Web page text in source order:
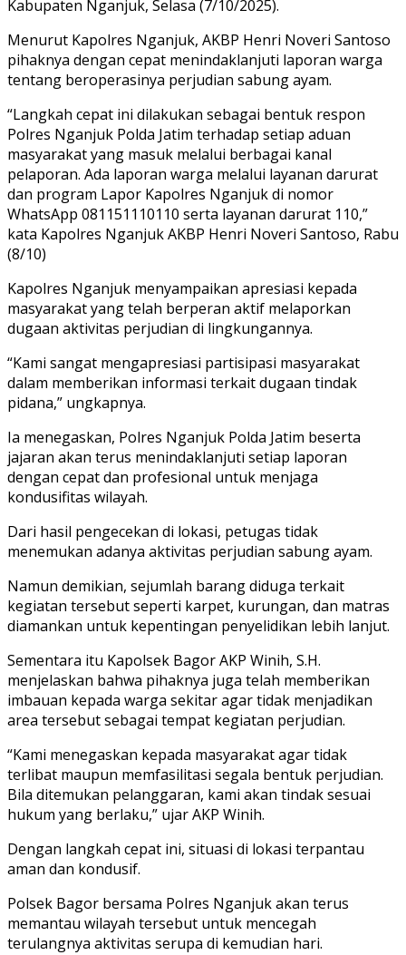
Kabupaten Nganjuk, Selasa (7/10/2025).
Menurut Kapolres Nganjuk, AKBP Henri Noveri Santoso
pihaknya dengan cepat menindaklanjuti laporan warga
tentang beroperasinya perjudian sabung ayam.
“Langkah cepat ini dilakukan sebagai bentuk respon
Polres Nganjuk Polda Jatim terhadap setiap aduan
masyarakat yang masuk melalui berbagai kanal
pelaporan. Ada laporan warga melalui layanan darurat
dan program Lapor Kapolres Nganjuk di nomor
WhatsApp 081151110110 serta layanan darurat 110,”
kata Kapolres Nganjuk AKBP Henri Noveri Santoso, Rabu
(8/10)
Kapolres Nganjuk menyampaikan apresiasi kepada
masyarakat yang telah berperan aktif melaporkan
dugaan aktivitas perjudian di lingkungannya.
“Kami sangat mengapresiasi partisipasi masyarakat
dalam memberikan informasi terkait dugaan tindak
pidana,” ungkapnya.
Ia menegaskan, Polres Nganjuk Polda Jatim beserta
jajaran akan terus menindaklanjuti setiap laporan
dengan cepat dan profesional untuk menjaga
kondusifitas wilayah.
Dari hasil pengecekan di lokasi, petugas tidak
menemukan adanya aktivitas perjudian sabung ayam.
Namun demikian, sejumlah barang diduga terkait
kegiatan tersebut seperti karpet, kurungan, dan matras
diamankan untuk kepentingan penyelidikan lebih lanjut.
Sementara itu Kapolsek Bagor AKP Winih, S.H.
menjelaskan bahwa pihaknya juga telah memberikan
imbauan kepada warga sekitar agar tidak menjadikan
area tersebut sebagai tempat kegiatan perjudian.
“Kami menegaskan kepada masyarakat agar tidak
terlibat maupun memfasilitasi segala bentuk perjudian.
Bila ditemukan pelanggaran, kami akan tindak sesuai
hukum yang berlaku,” ujar AKP Winih.
Dengan langkah cepat ini, situasi di lokasi terpantau
aman dan kondusif.
Polsek Bagor bersama Polres Nganjuk akan terus
memantau wilayah tersebut untuk mencegah
terulangnya aktivitas serupa di kemudian hari.